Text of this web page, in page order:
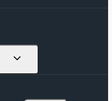
Untermenü